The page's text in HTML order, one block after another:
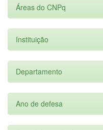
Áreas do CNPq
Instituição
Departamento
Ano de defesa